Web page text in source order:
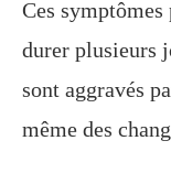
Ces
durer plusieurs
sont aggravés
même des